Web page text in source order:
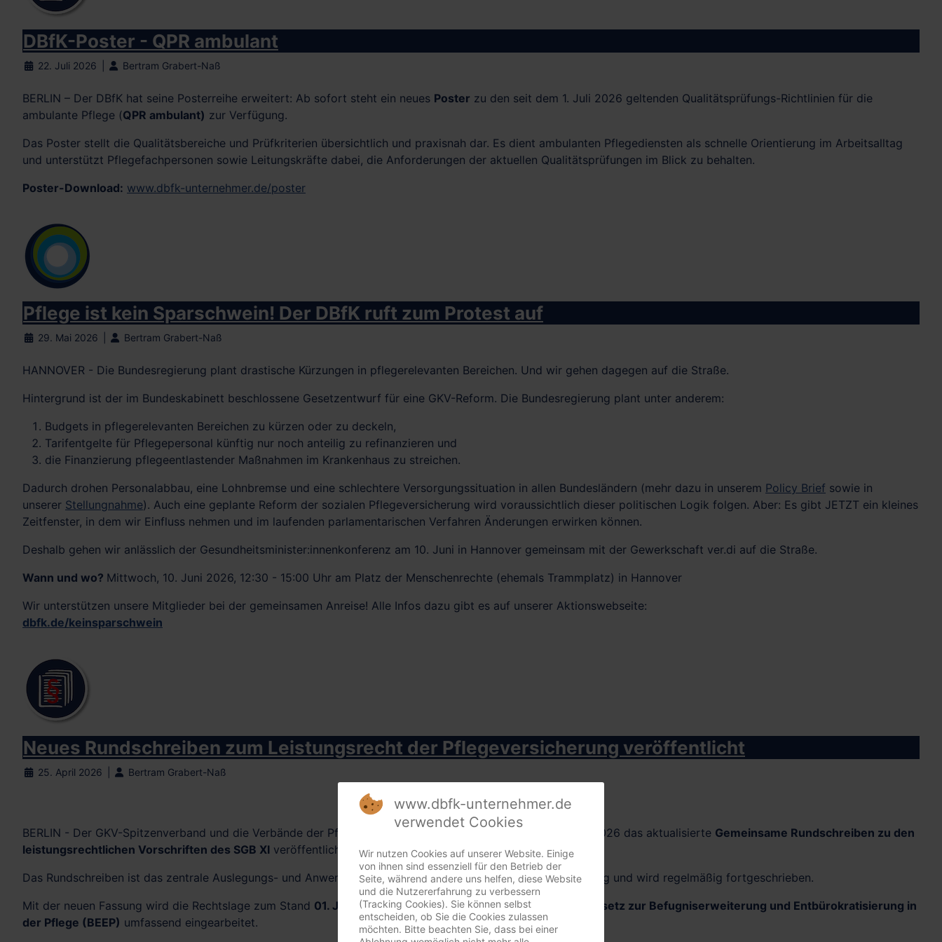
DBfK-Poster - QPR ambulant
22. Juli 2026 Bertram Grabert-Naß
BERLIN – Der DBfK hat seine Posterreihe erweitert: Ab sofort steht ein neues Poster zu den seit dem 1. Juli 2026 geltenden Qualitätsprüfungs-Richtlinien für die
ambulante Pflege (QPR ambulant) zur Verfügung.
Das Poster stellt die Qualitätsbereiche und Prüfkriterien übersichtlich und praxisnah dar. Es dient ambulanten Pflegediensten als schnelle Orientierung im Arbeitsalltag
und unterstützt Pflegefachpersonen sowie Leitungskräfte dabei, die Anforderungen der aktuellen Qualitätsprüfungen im Blick zu behalten.
Poster-Download: www.dbfk-unternehmer.de/poster
Pflege ist kein Sparschwein! Der DBfK ruft zum Protest auf
29. Mai 2026 Bertram Grabert-Naß
HANNOVER - Die Bundesregierung plant drastische Kürzungen in pflegerelevanten Bereichen. Und wir gehen dagegen auf die Straße.
Hintergrund ist der im Bundeskabinett beschlossene Gesetzentwurf für eine GKV-Reform. Die Bundesregierung plant unter anderem:
Budgets in pflegerelevanten Bereichen zu kürzen oder zu deckeln,
Tarifentgelte für Pflegepersonal künftig nur noch anteilig zu refinanzieren und
die Finanzierung pflegeentlastender Maßnahmen im Krankenhaus zu streichen.
Dadurch drohen Personalabbau, eine Lohnbremse und eine schlechtere Versorgungssituation in allen Bundesländern (mehr dazu in unserem Policy Brief sowie in
unserer Stellungnahme). Auch eine geplante Reform der sozialen Pflegeversicherung wird voraussichtlich dieser politischen Logik folgen. Aber: Es gibt JETZT ein kleines
Zeitfenster, in dem wir Einfluss nehmen und im laufenden parlamentarischen Verfahren Änderungen erwirken können.
Deshalb gehen wir anlässlich der Gesundheitsminister:innenkonferenz am 10. Juni in Hannover gemeinsam mit der Gewerkschaft ver.di auf die Straße.
Wann und wo? Mittwoch, 10. Juni 2026, 12:30 - 15:00 Uhr am Platz der Menschenrechte (ehemals Trammplatz) in Hannover
Wir unterstützen unsere Mitglieder bei der gemeinsamen Anreise! Alle Infos dazu gibt es auf unserer Aktionswebseite:
dbfk.de/keinsparschwein
Neues Rundschreiben zum Leistungsrecht der Pflegeversicherung veröffentlicht
25. April 2026 Bertram Grabert-Naß
BERLIN - Der GKV-Spitzenverband und die Verbände der Pflegekassen auf Bundesebene haben am 2. April 2026 das aktualisierte Gemeinsame Rundschreiben zu den
leistungsrechtlichen Vorschriften des SGB XI veröffentlicht.
Das Rundschreiben ist das zentrale Auslegungs- und Anwendungsdokument für die soziale Pflegeversicherung und wird regelmäßig fortgeschrieben.
Mit der neuen Fassung wird die Rechtslage zum Stand 01. Januar 2026 abgebildet und insbesondere das
Gesetz zur Befugniserweiterung und Entbürokratisierung in
der Pflege (BEEP) umfassend eingearbeitet.
www.dbfk-unternehmer.de
verwendet Cookies
Wir nutzen Cookies auf unserer Website. Einige
von ihnen sind essenziell für den Betrieb der
Seite, während andere uns helfen, diese Website
und die Nutzererfahrung zu verbessern
(Tracking Cookies). Sie können selbst
entscheiden, ob Sie die Cookies zulassen
möchten. Bitte beachten Sie, dass bei einer